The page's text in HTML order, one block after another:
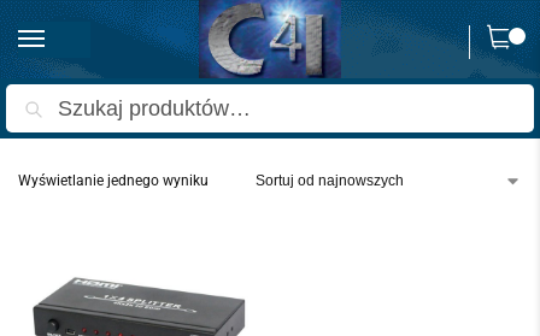
0
Strona główna Produkty oznaczone “rozgałęźnik hdmi 1x4”
Wyświetlanie jednego wyniku